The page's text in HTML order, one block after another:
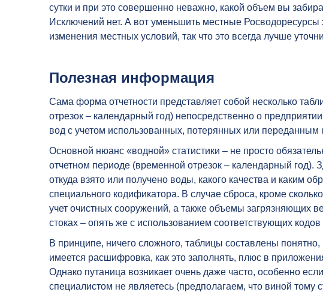
сутки и при это совершенно неважно, какой объем вы
Исключений нет. А вот уменьшить местные
изменения местных условий, так что это всегда лучше
Полезная информация
Сама форма отчетности представляет собой несколько
отрезок – календарный год) непосредственно о
вод с учетом использованных, потерянных или
Основной нюанс «водной» статистики – не просто
отчетном периоде (временной отрезок – календарный год).
откуда взято или получено воды, какого качества и каким
специального кодификатора. В случае сброса, кроме
учет очистных сооружений, а также объемы загрязняющих
стоках – опять же с использованием соответствующих кодов
В принципе, ничего сложного, таблицы составлены
имеется расшифровка, как это заполнять, плюс в
Однако путаница возникает очень даже часто, особенно
специалистом не являетесь (предполагаем, что виной тому